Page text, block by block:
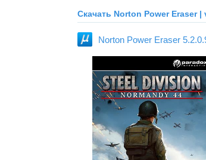
Скачать Norton Power Eraser |
Norton Power Eraser